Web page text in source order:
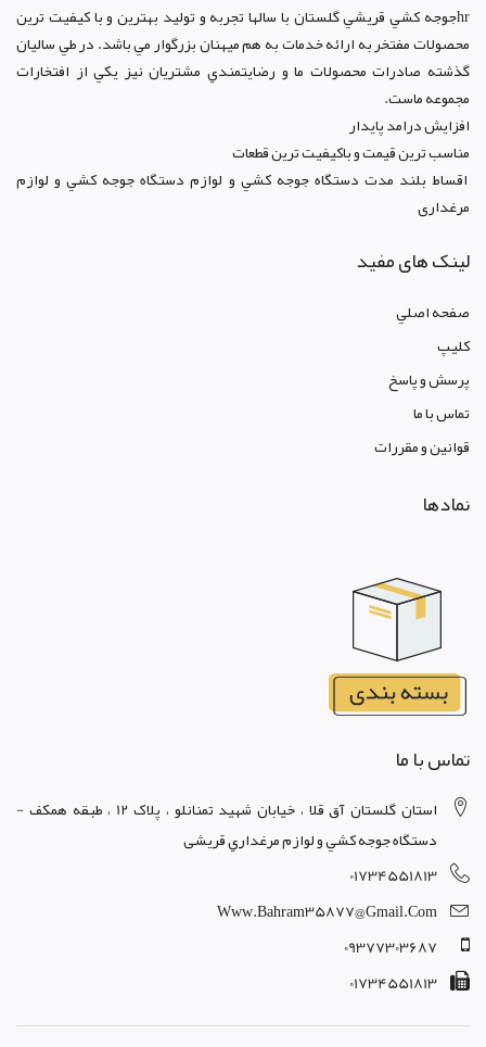
hrجوجه کشي قريشي گلستان با سالها تجربه و توليد بهترين و با کيفيت ترين
محصولات مفتخر به ارائه خدمات به هم ميهنان بزرگوار مي باشد. در طي ساليان
گذشته صادرات محصولات ما و رضايتمندي مشتريان نيز يکي از افتخارات
مجموعه ماست.
افزايش درامد پايدار
مناسب ترين قيمت و باکيفيت ترين قطعات
اقساط بلند مدت دستگاه جوجه کشي و لوازم دستگاه جوجه کشي و لوازم
مرغداری
لینک های مفید
صفحه اصلي
کليپ
پرسش و پاسخ
تماس با ما
قوانين و مقررات
نمادها
تماس با ما
استان گلستان آق قلا ، خيابان شهيد تمنانلو ، پلاک 12 ، طبقه همکف -
دستگاه جوجه کشي و لوازم مرغداري قریشی
01734551813
Www.bahram35877@gmail.com
09377303687
01734551813